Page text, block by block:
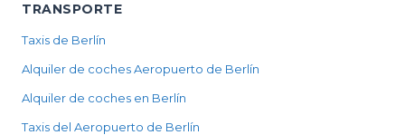
TRANSPORTE
Taxis de Berlín
Alquiler de coches Aeropuerto de Berlín
Alquiler de coches en Berlín
Taxis del Aeropuerto de Berlín